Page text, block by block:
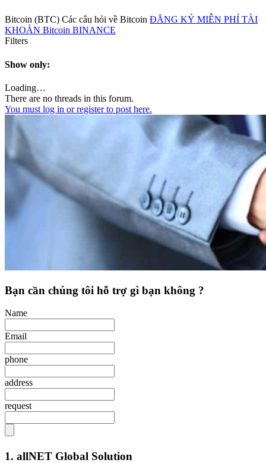
Bitcoin (BTC) Các câu hỏi về Bitcoin ĐĂNG KÝ MIỄN PHÍ TÀI
KHOẢN Bitcoin BINANCE
Filters
Show only:
Loading…
There are no threads in this forum.
You must log in or register to post here.
Bạn cần chúng tôi hỗ trợ gì bạn không ?
Name
Email
phone
address
request
1. allNET Global Solution